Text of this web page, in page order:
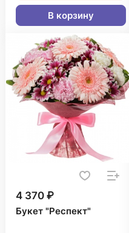
В корзину
4 370 ₽
Букет "Респект"